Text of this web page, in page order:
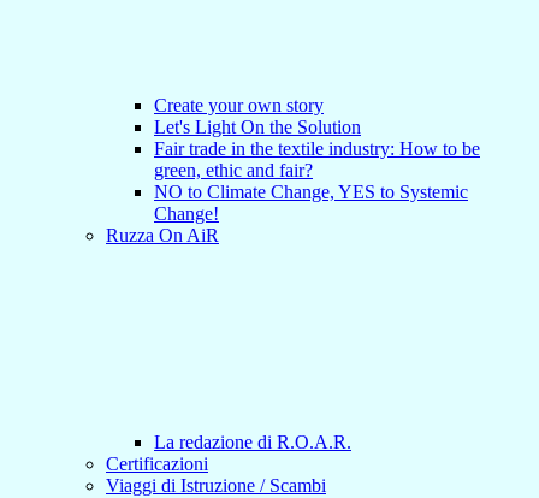
Create your own story
Let's Light On the Solution
Fair trade in the textile industry: How to be
green, ethic and fair?
NO to Climate Change, YES to Systemic
Change!
Ruzza On AiR
La redazione di R.O.A.R.
Certificazioni
Viaggi di Istruzione / Scambi